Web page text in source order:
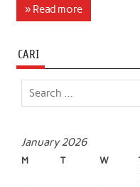
c
o
o
i
e
r
A
d
» Read more
CARI
January 2026
M T W